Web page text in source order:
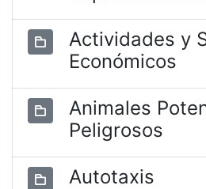
Actividades y
Económicos
Animales
Peligrosos
Autotaxis